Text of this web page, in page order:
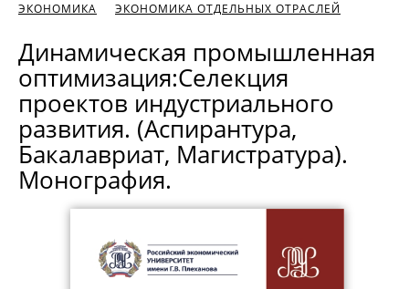
ЭКОНОМИКА
ЭКОНОМИКА ОТДЕЛЬНЫХ ОТРАСЛЕЙ
Динамическая промышленная
оптимизация:Селекция
проектов индустриального
развития. (Аспирантура,
Бакалавриат, Магистратура).
Монография.